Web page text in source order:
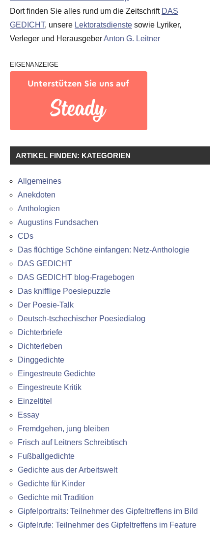
Dort finden Sie alles rund um die Zeitschrift DAS
GEDICHT, unsere Lektoratsdienste sowie Lyriker,
Verleger und HerausgeberAnton G. Leitner
EIGENANZEIGE
ARTIKEL FINDEN: KATEGORIEN
Allgemeines
Anekdoten
Anthologien
Augustins Fundsachen
CDs
Das flüchtige Schöne einfangen: Netz-Anthologie
DAS GEDICHT
DAS GEDICHT blog-Fragebogen
Das knifflige Poesiepuzzle
Der Poesie-Talk
Deutsch-tschechischer Poesiedialog
Dichterbriefe
Dichterleben
Dinggedichte
Eingestreute Gedichte
Eingestreute Kritik
Einzeltitel
Essay
Fremdgehen, jung bleiben
Frisch auf Leitners Schreibtisch
Fußballgedichte
Gedichte aus der Arbeitswelt
Gedichte für Kinder
Gedichte mit Tradition
Gipfelportraits: Teilnehmer des Gipfeltreffens im Bild
Gipfelrufe: Teilnehmer des Gipfeltreffens im Feature